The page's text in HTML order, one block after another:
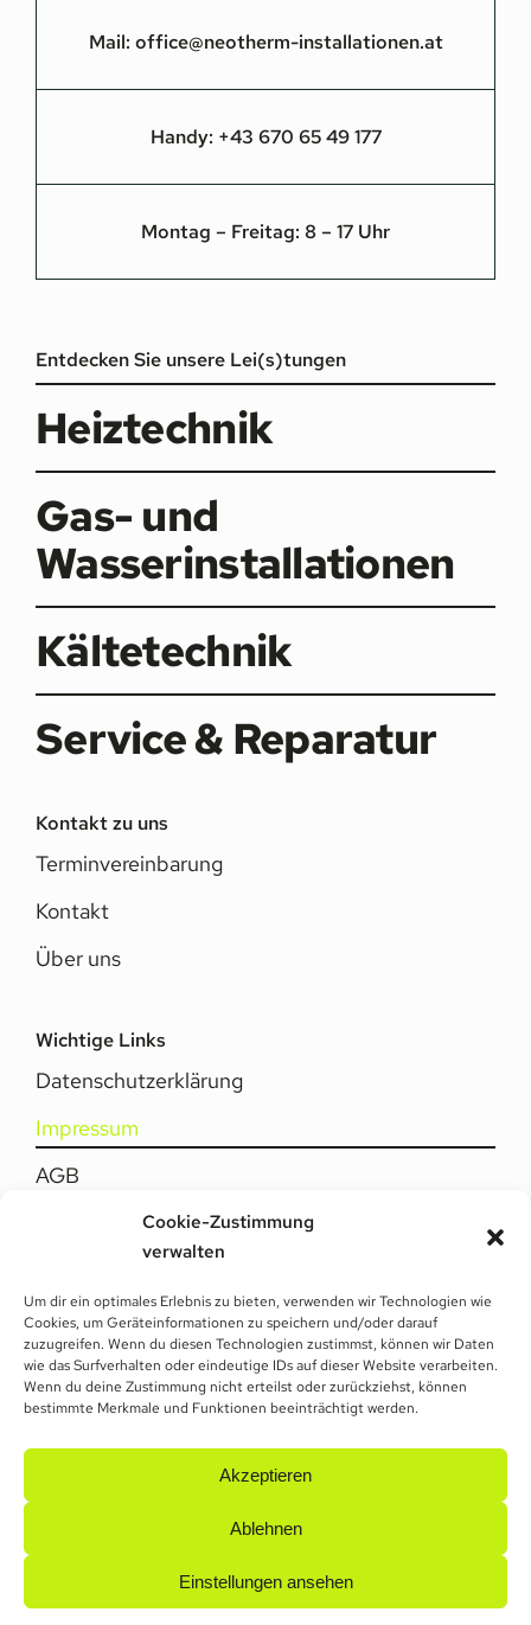
Cookie-Zustimmung
verwalten
Um dir ein optimales Erlebnis zu bieten, verwenden wir Technologien wie
Cookies, um Geräteinformationen zu speichern und/oder darauf
zuzugreifen. Wenn du diesen Technologien zustimmst, können wir Daten
wie das Surfverhalten oder eindeutige IDs auf dieser Website verarbeiten.
Wenn du deine Zustimmung nicht erteilst oder zurückziehst, können
bestimmte Merkmale und Funktionen beeinträchtigt werden.
Akzeptieren
Ablehnen
Einstellungen ansehen
Mail: office@neotherm-installationen.at
Handy: +43 670 65 49 177
Montag – Freitag: 8 – 17 Uhr
Entdecken Sie unsere Lei(s)tungen
Heiztechnik
Gas- und
Wasserinstallationen
Kältetechnik
Service & Reparatur
Kontakt zu uns
Terminvereinbarung
Kontakt
Über uns
Wichtige Links
Datenschutzerklärung
Impressum
AGB
Cookie-Richtlinie
© 2026 • neotherm installationen